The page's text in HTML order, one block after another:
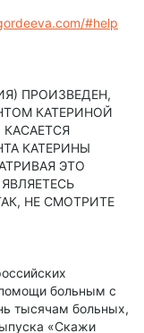
#help
ПРОИЗВЕДЕН,
КАТЕРИНОЙ
КАТЕРИНЫ
ЭТО
НЕ СМОТРИТЕ
больным с
тысячам больных,
«Скажи